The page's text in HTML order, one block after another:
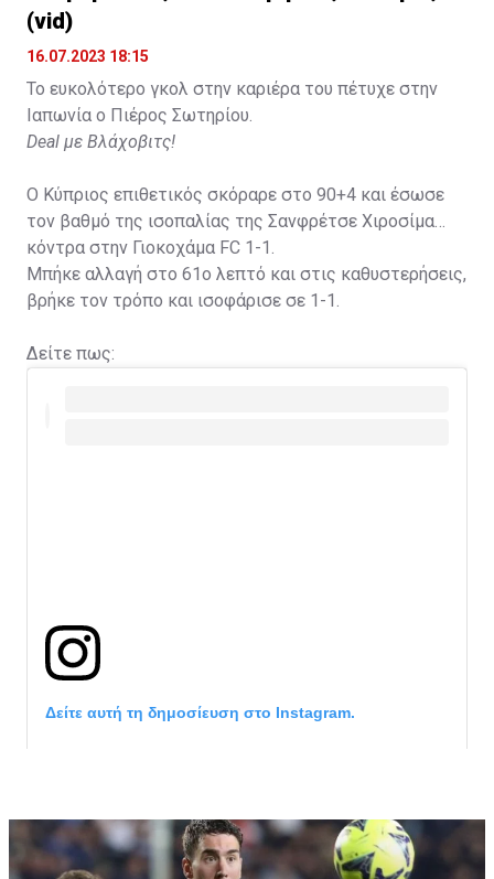
(vid)
16.07.2023 18:15
Το ευκολότερο γκολ στην καριέρα του πέτυχε στην
Ιαπωνία ο Πιέρος Σωτηρίου.
Deal με Βλάχοβιτς!
Ο Κύπριος επιθετικός σκόραρε στο 90+4 και έσωσε
τον βαθμό της ισοπαλίας της Σανφρέτσε Χιροσίμα
κόντρα στην Γιοκοχάμα FC 1-1.
Μπήκε αλλαγή στο 61ο λεπτό και στις καθυστερήσεις,
βρήκε τον τρόπο και ισοφάρισε σε 1-1.
Δείτε πως:
Δείτε αυτή τη δημοσίευση στο Instagram.